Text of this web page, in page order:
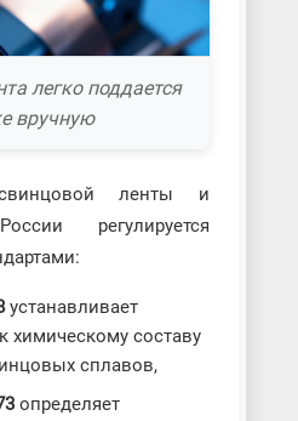
легко поддается
вручную
ленты и
регулируется
устанавливает
химическому составу
сплавов,
определяет